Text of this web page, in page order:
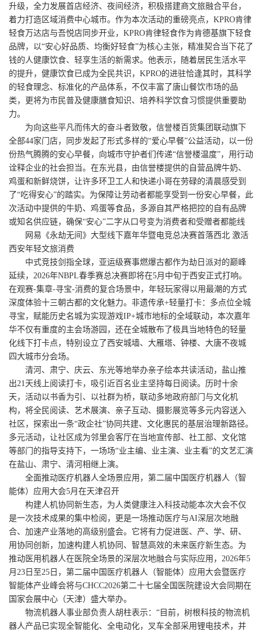
升级，全力发展首店经济、夜间经济，积极搭建商文旅融合平台，
着力打造区域消费中心城市。作为本次活动的重磅亮点，KPRO肯律
轻食万达店与吾悦店同步开业，KPRO肯律轻食作为肯德基旗下轻食
品牌，以“安心好品质、均衡好轻食”为核心主张，精准契合当下花了
钱的人健康饮食、轻享生活的新需求。他表示，随着居民生活水平
的提升，健康饮食已成为全民共识，KPRO的进驻恰逢其时，其科学
的轻食理念、标准化的产品体系，不仅丰富了唐山餐饮市场的品
类，更将为市民普及健康膳食知识、培养科学饮食习惯提供重要助
力。
为向这些平凡而伟大的奋斗者致敬，信誉楼百货集团联动旗下
全部44家门店，同步发起了形式多样的“爱心早餐”公益活动，以一份
份热气腾腾的安心早餐，向城市守护者们传递“信誉楼温度”，用行动
诠释企业的社会担当。在东光县，由信誉楼提供的自营品牌牛奶、
鸡蛋和新鲜烧饼，让许多环卫工人和快递小哥在劳碌的清晨感受到
了“吃得安心”的踏实。为保障让劳动者都能享受到一份安心早餐，此
次活动中提供的牛奶、鸡蛋等食品，多源自其严格把控的自有品牌
或知名供应链，确保“安心”二字从口号变为消费者和受赠者都能线
网易《永劫无间》大型线下嘉年华暨电竞总决赛首落西北 激活
西安年轻文旅消费
中式竞技剑指全球，亚运级赛事燃爆古都作为劫日派对的巅峰
延续，2026年NBPL春季赛总决赛即将在5月中旬于西安正式打响。
在观赛-集章-寻宝-消费的复合场景中，年轻玩家得以用最潮的方式
深度体验十三朝古都的文化魅力。非遗传承+轻量打卡：多点位全城
寻宝，赋能历史名城为实现游戏IP+城市地标的全域联动，本次嘉年
华不仅有重度的主会场游园，还在全城散布了极具当地特色的轻量
化线下打卡点，特别设立了西安城墙、大雁塔、钟楼、大唐不夜城
四大城市分会场。
清河、肃宁、庆云、东光等地举办亲子绘本共读活动，盐山推
出21天线上阅读打卡，吸引近百名业主坚持每日阅读。历时十余
天，活动以书香为引、以社群为桥，联动多地政府部门与文化机
构，将全民阅读、艺术展演、亲子互动、摄影展览等多元内容送入
社区，探索出一条“政企社”协同共建、文化惠民的基层治理新路径。
多元活动，让社区成为邻里会客厅在当地宣传部、社工部、文化馆
等部门的指导支持下，一场场“业主编、业主演、业主看”的文艺汇演
在盐山、肃宁、清河相继上演。
全面推动医疗机器人全场景应用，第二届中国医疗机器人（智
能体）应用大会5月在天津召开
构建人机协同新生态，为人类健康注入科技动能本次大会不仅
是一次技术成果的集中检阅，更是一场推动医疗与AI深层次地融
合、加速产业落地的高级别盛会。它将有力促进医、产、学、研、
用协同创新，加速构建人机协同、智慧高效的未来医疗新生态。为
推动医用机器人在医院全场景的深层次地融合与实际应用，2026年5
月23日至25日，第二届中国医疗机器人（智能体）应用大会暨医疗
智能体产业峰会将与CHCC2026第二十七届全国医院建设大会同期在
国家会展中心（天津）盛大举办。
物流机器人事业部负责人胡柱表示：“目前，树根科技的物流机
器人产品已实现全智能化、全电动化，叉车全部采用锂电技术，并